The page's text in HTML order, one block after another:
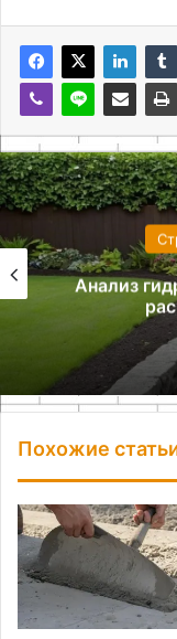
Анализ
Похожие